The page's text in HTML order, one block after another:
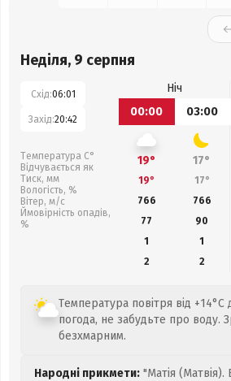
Неділя, 9 серпня
Схід:06:01
Захід:20:42
Температура С°
Відчувається як
Тиск, мм
Вологість, %
Вітер, м/с
Ймовірність опадів,
%
Ніч
00:00
03:00
19° 17°
19° 17°
766
766
77
90
1
1
2
2
Температура повітря від +14°C
погода, не забудьте про воду.
безхмарним.
Народні прикмети: "Матія